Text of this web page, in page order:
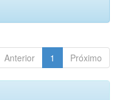
Anterior 1 Próximo